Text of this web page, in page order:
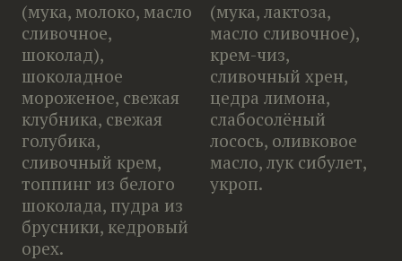
(мука, молоко, масло
сливочное,
шоколад),
шоколадное
мороженое, свежая
клубника, свежая
голубика,
сливочный крем,
топпинг из белого
шоколада, пудра из
брусники, кедровый
орех.
(мука, лактоза,
масло сливочное),
крем-чиз,
сливочный хрен,
цедра лимона,
слабосолёный
лосось, оливковое
масло, лук сибулет,
укроп.